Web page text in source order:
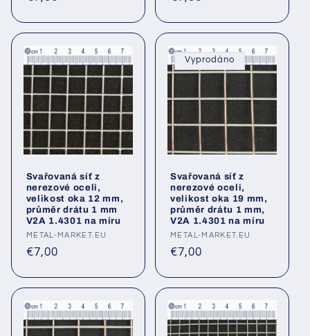
Svařovaná síť z
nerezové oceli,
velikost oka 12 mm,
průměr drátu 1 mm
V2A 1.4301 na míru
Poskytovatel:
METAL-MARKET.EU
Běžná
€7,00
Vyprodáno
Svařovaná síť z
nerezové oceli,
velikost oka 19 mm,
průměr drátu 1 mm,
V2A 1.4301 na míru
Poskytovatel:
METAL-MARKET.EU
Běžná
€7,00